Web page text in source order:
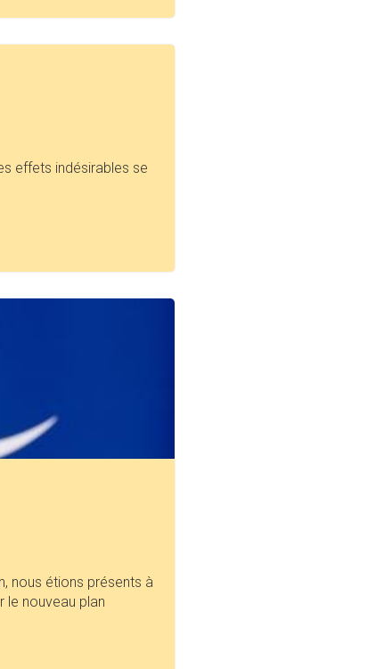
effets indésirables se
nous étions présents à
le nouveau plan